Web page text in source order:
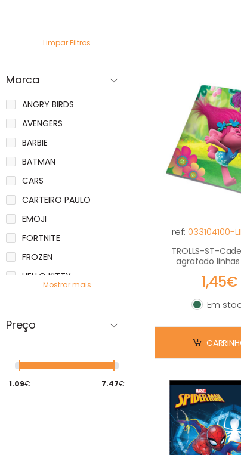
ref: 033104100-
TROLLS-ST-
agrafado
1,45€
Em stock
Em
Limpar Filtros
Marca
ANGRY BIRDS
AVENGERS
BARBIE
BATMAN
CARS
CARTEIRO PAULO
EMOJI
FORTNITE
FROZEN
HELLO KITTY
LITTLEST PET SHOP
MAUI
Mostrar mais
Preço
1.09€ 7.47€